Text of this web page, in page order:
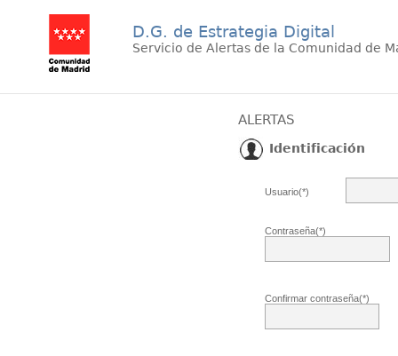
D.G. de Estrategia Digital
Servicio de Alertas de la Comunidad de
ALERTAS
Identificación
Usuario(*)
Contraseña(*)
Confirmar contraseña(*)